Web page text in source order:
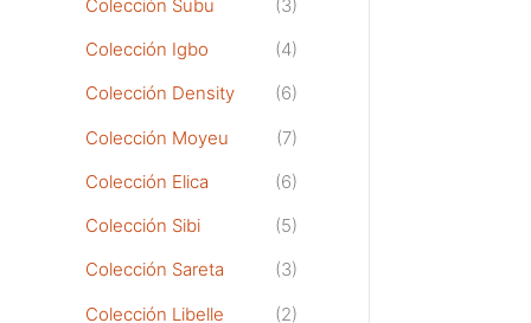
Colección Subu
(3)
Colección Igbo
(4)
Colección Density
(6)
Colección Moyeu
(7)
Colección Elica
(6)
Colección Sibi
(5)
Colección Sareta
(3)
Colección Libelle
(2)